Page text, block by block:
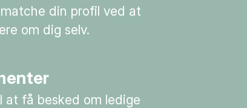
din profil ved at
om dig selv.
få besked om ledige